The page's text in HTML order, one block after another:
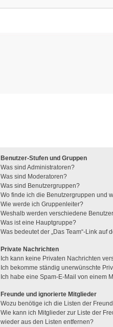
Benutzer-Stufen und Gruppen
Was sind Administratoren?
Was sind Moderatoren?
Was sind Benutzergruppen?
Wo finde ich die Benutzergruppen und
Wie werde ich Gruppenleiter?
Weshalb werden verschiedene
Was ist eine Hauptgruppe?
Was bedeutet der „Das Team“-Link auf
Private Nachrichten
Ich kann keine Privaten Nachrichten
Ich bekomme ständig unerwünschte
Ich habe eine Spam-E-Mail von einem
Freunde und ignorierte Mitglieder
Wozu benötige ich die Listen der
Wie kann ich Mitglieder zur Liste der
wieder aus den Listen entfernen?